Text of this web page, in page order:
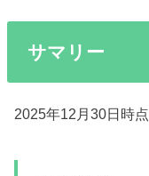
サマリー
2025年12月30日時点